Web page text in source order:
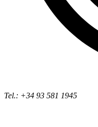
Tel.: +34 93 581 1945